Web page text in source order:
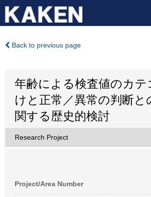
Back to previous page
年齢による検査値のカテ
けと正常／異常の判断と
関する歴史的検討
Research Project
Project/Area Number